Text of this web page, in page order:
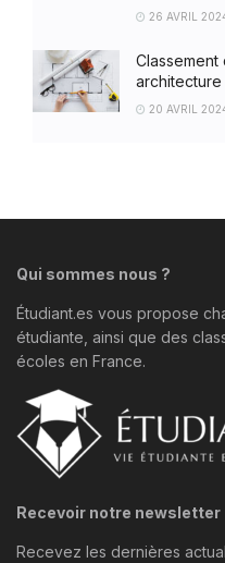
26 AVRIL
architecture
20 AVRIL
Qui sommes nous ?
Étudiant.es vous propose
étudiante, ainsi que des
écoles en France.
Recevoir notre newsletter
Recevez les dernières